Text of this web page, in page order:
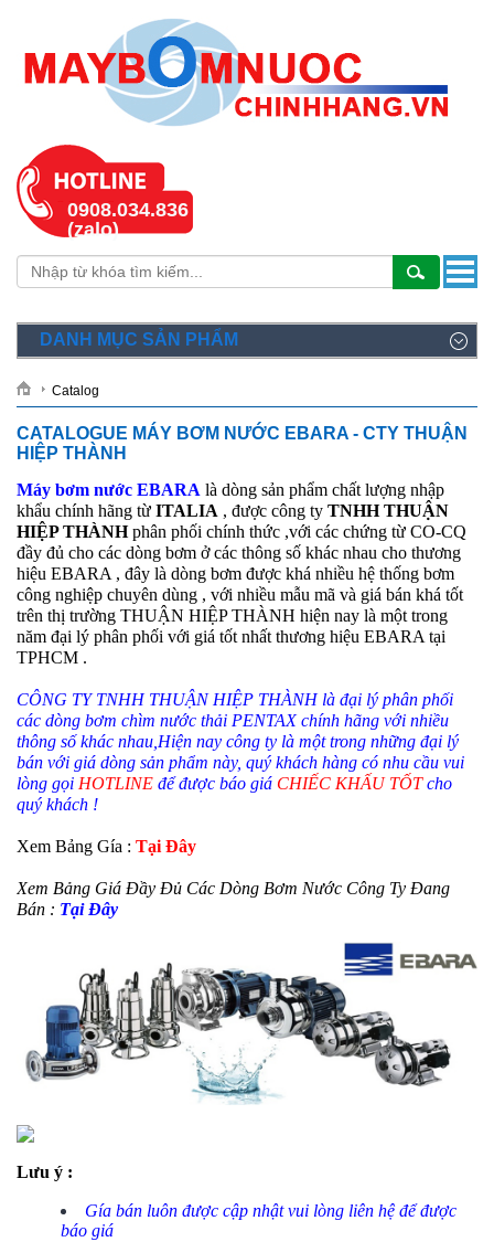
0908.034.836
(zalo)
DANH MỤC SẢN PHẨM
Catalog
CATALOGUE MÁY BƠM NƯỚC EBARA - CTY THUẬN
HIỆP THÀNH
Máy bơm nước EBARA là dòng sản phẩm chất lượng nhập
khẩu chính hãng từ ITALIA , được công ty TNHH THUẬN
HIỆP THÀNHphân phối chính thức ,với các chứng từ CO-CQ
đầy đủ cho các dòng bơm ở các thông số khác nhau cho thương
hiệu EBARA , đây là dòng bơm được khá nhiều hệ thống bơm
công nghiệp chuyên dùng , với nhiều mẫu mã và giá bán khá tốt
trên thị trường THUẬN HIỆP THÀNH hiện nay là một trong
năm đại lý phân phối với giá tốt nhất thương hiệu EBARA tại
TPHCM .
CÔNG TY TNHH THUẬN HIỆP THÀNH là đại lý phân phối
các dòng bơm chìm nước thải PENTAX chính hãng với nhiều
thông số khác nhau,Hiện nay công ty là một trong những đại lý
bán với giá dòng sản phẩm này, quý khách hàng có nhu cầu vui
lòng gọi HOTLINE để được báo giá CHIẾC KHẤU TỐTcho
quý khách !
Xem Bảng Gía : Tại Đây
Xem Bảng Giá Đầy Đủ Các Dòng Bơm Nước Công Ty Đang
Bán : Tại Đây
Lưu ý :
Gía bán luôn được cập nhật vui lòng liên hệ để được
báo giá